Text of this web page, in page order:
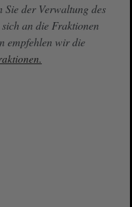
der Verwaltung des
an die Fraktionen
empfehlen wir die